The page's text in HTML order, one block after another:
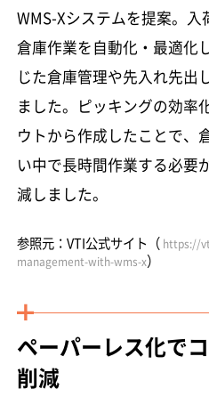
WMS-Xシステムを提案。
倉庫作業を自動化・最適化
じた倉庫管理や先入れ先出
ました。ピッキングの効率
ウトから作成したことで、
い中で長時間作業する必要
減しました。
参照元：VTI公式サイト（ https://
management-with-wms-x）
ペーパーレス化で
削減